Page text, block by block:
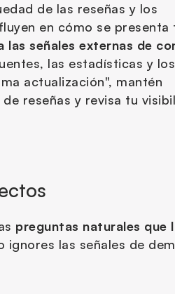
de las reseñas y los
en cómo se presenta
señales externas de
las estadísticas y los
actualización", mantén
reseñas y revisa tu
preguntas naturales que
ignores las señales de